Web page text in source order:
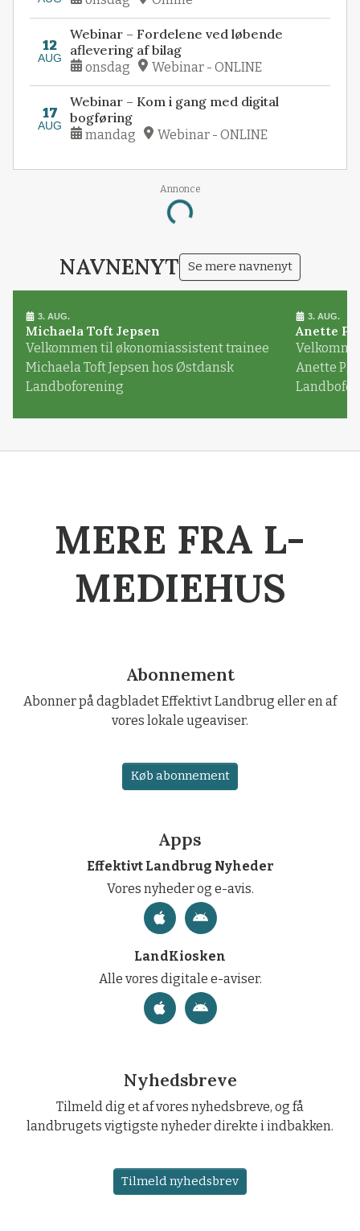
12
AUG
Webinar – Fordelene ved løbende
aflevering af bilag
onsdag Webinar - ONLINE
17
AUG
Webinar – Kom i gang med digital
bogføring
mandag Webinar - ONLINE
Annonce
Loading...
NAVNENYT Se mere navnenyt
3. AUG.
Michaela Toft Jepsen
Velkommen til økonomiassistent trainee
Michaela Toft Jepsen hos Østdansk
Landboforening
3. AUG.
Anette
Anette
MERE FRA L-
MEDIEHUS
Abonnement
Abonner på dagbladet Effektivt Landbrug eller en af
vores lokale ugeaviser.
Køb abonnement
Apps
Effektivt Landbrug Nyheder
Vores nyheder og e-avis.
LandKiosken
Alle vores digitale e-aviser.
Nyhedsbreve
Tilmeld dig et af vores nyhedsbreve, og få
landbrugets vigtigste nyheder direkte i indbakken.
Tilmeld nyhedsbrev